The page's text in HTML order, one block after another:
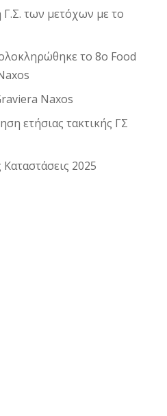
Γ.Σ. των μετόχων με το
το 8ο Food
Naxos
ετήσιας τακτικής ΓΣ
2025